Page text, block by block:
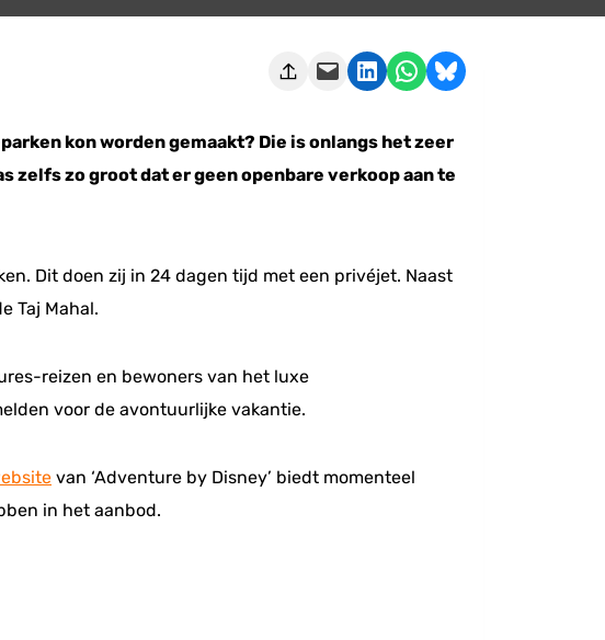
Deze pagina e-mailen Delen op LinkedIn Delen via WhatsApp Share on Bluesky
kon worden gemaakt? Die is onlangs het zeer
zelfs zo groot dat er geen openbare verkoop aan te
Dit doen zij in 24 dagen tijd met een privéjet. Naast
Taj Mahal.
reizen en bewoners van het luxe
voor de avontuurlijke vakantie.
van ‘Adventure by Disney’ biedt momenteel
in het aanbod.